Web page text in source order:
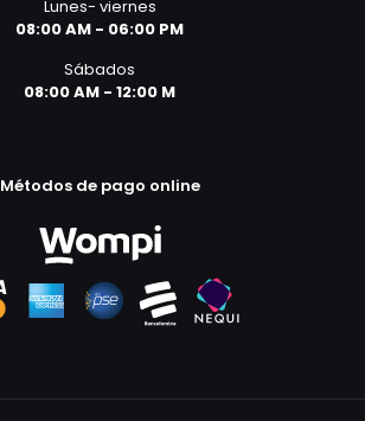
Lunes- viernes
08:00 AM - 06:00 PM
Sábados
08:00 AM - 12:00 M
Métodos de pago online